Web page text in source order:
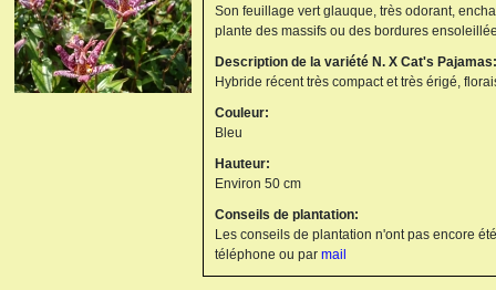
Son feuillage vert glauque, très odorant,
plante des massifs ou des bordures
Description de la variété N. X Cat's Pajamas:
Hybride récent très compact et très érigé,
Couleur:
Bleu
Hauteur:
Environ 50 cm
Conseils de plantation:
Les conseils de plantation n'ont pas encore
téléphone ou par mail